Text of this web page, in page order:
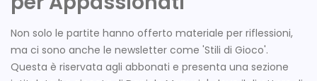
Non solo le partite hanno offerto materiale per riflessioni,
ma ci sono anche le newsletter come 'Stili di Gioco'.
Questa è riservata agli abbonati e presenta una sezione